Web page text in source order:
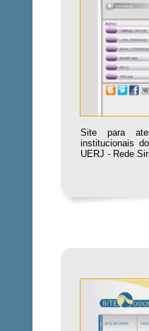
Site para
institucionais
UERJ - Rede